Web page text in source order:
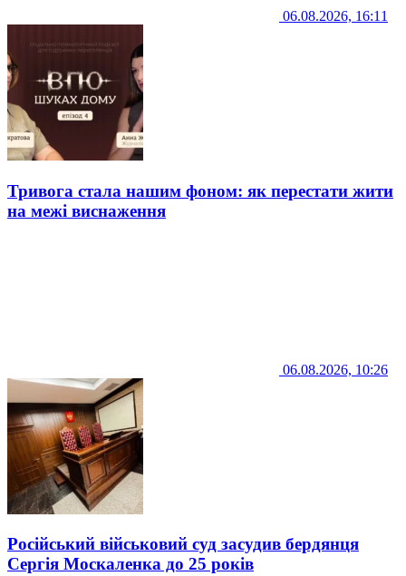
06.08.2026, 16:11
Тривога стала нашим фоном: як перестати жити
на межі виснаження
06.08.2026, 10:26
Російський військовий суд засудив бердянця
Сергія Москаленка до 25 років